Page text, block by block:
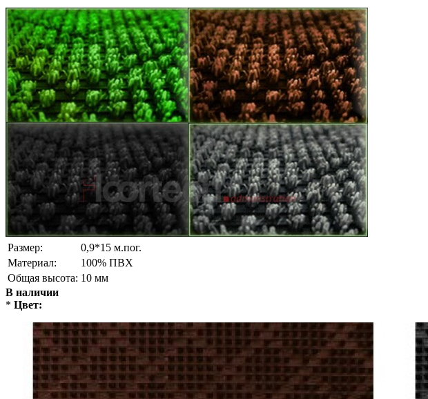
Размер:
0,9*15 м.пог.
Материал:
100% ПВХ
Общая высота: 10 мм
В наличии
* Цвет: